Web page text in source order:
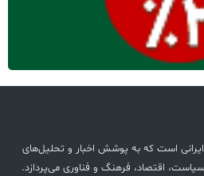
است که به پوشش اخبار و تحلیل‌های
اقتصاد، فرهنگ و فناوری می‌پردازد.